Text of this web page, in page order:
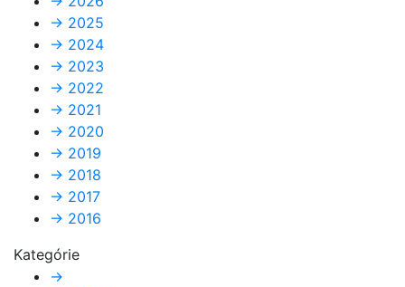
→ 2025
→ 2024
→ 2023
→ 2022
→ 2021
→ 2020
→ 2019
→ 2018
→ 2017
→ 2016
Kategórie
→